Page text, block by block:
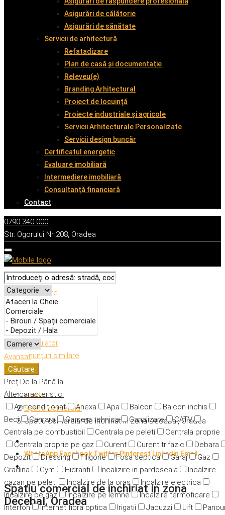
Asigurări de călătorie
Asigurări de sănătate
Servicii de arhitectură
Refatadizare
Plan de casă și documentație
Releveu(e)
Branding Arhitectural
Proiect de locuință
Proiecte industriale și agricole
Servicii Arhitecturale Personalizate
Servicii design buncăr
Certificatul energetic
Evaluare imobiliară
Intermediere imobiliară
Consultanță financiară
Contact
0790 340 000
Str. Ogorului Nr 208, Oradea
Avansat
Căutare
Preț De la Până la
Alte caracteristici
Aer condiționat
Anexa Apa Balcon
Balcon inchis
Beci
Camara Camera tehnica Canalizare
CATV
Centrala pe combustibil
Centrala pe peleti
Centrala proprie
Centrala proprie pe gaz
Curent Curent trifazic
Debara
Depozit
Dressing Filigorie Fosa septica Garaj
Gaz
Gradina
Gym Hidranti Incalizire in pardoseala
Incalzire
cazan pe peleti
Incalzire de la oras
Incalzire electrica
Incalzire pe gaz
incalzire pe lemne
Incalzire termoficare
Interfon
Internet fibra optica Irigatii Jacuzzi Lift
Descriere
Caracteristici
Adresă
Detalii
Calculator
Anunțuri similare
Home
Spatiu comercial
Spatiu comercial de inchiriat in zona Decebal, Oradea
WhatsApp Facebook TwitterPinterest Linkedin Email
Spatiu comercial de inchiriat in zona
Decebal, Oradea